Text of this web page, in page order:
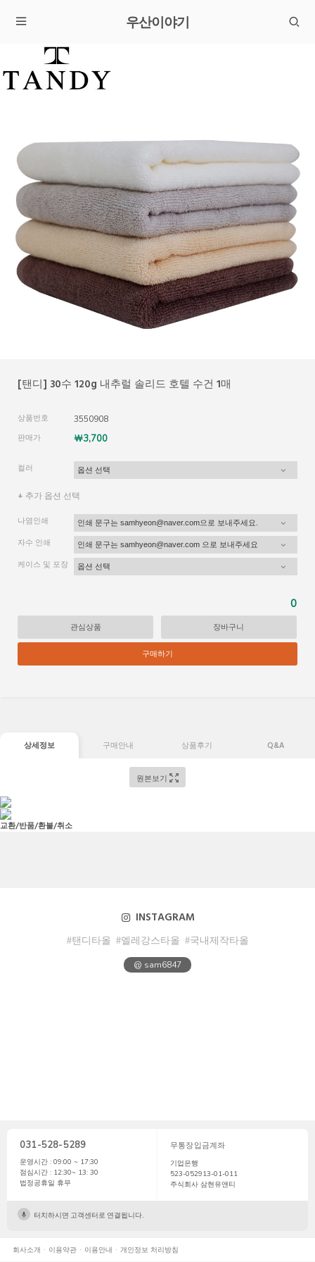
우산이야기
[탠디] 30수 120g 내추럴 솔리드 호텔 수건 1매
상품번호 3550908
판매가 ￦3,700
컬러
+ 추가 옵션 선택
나염인쇄
자수 인쇄
케이스 및 포장
0
관심상품 장바구니
구매하기
상세정보 구매안내 상품후기 Q&A
원본보기
교환/반품/환불/취소
INSTAGRAM
#탠디타올 #엘레강스타올 #국내제작타올
@ sam6847
031-528-5289
운영시간 : 09:00 ~ 17:30
점심시간 : 12:30~ 13: 30
법정공휴일 휴무
무통장입금계좌
기업은행
523-052913-01-011
주식회사 삼현유앤티
터치하시면 고객센터로 연결됩니다.
회사소개 이용약관 이용안내 개인정보 처리방침